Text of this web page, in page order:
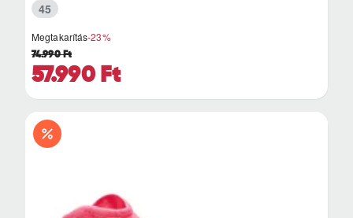
Megtakarítás-23%
57.990 Ft
74.990 Ft
45